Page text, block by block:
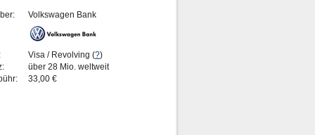
Volkswagen Bank
Visa / Revolving (?)
über 28 Mio. weltweit
33,00 €